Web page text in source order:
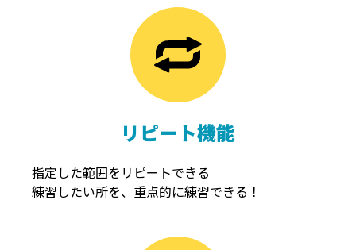
リピート機能
指定した範囲をリピートできる
練習したい所を、重点的に練習できる！